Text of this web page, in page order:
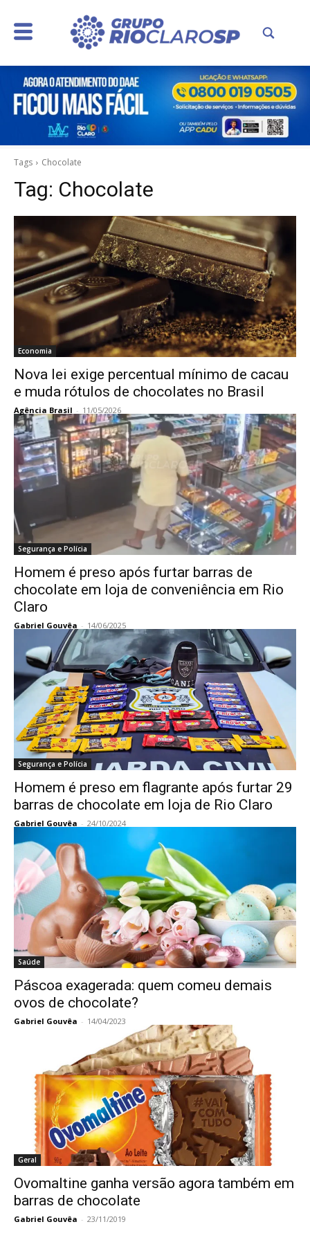
Tags Chocolate
Tag: Chocolate
Economia
Nova lei exige percentual mínimo de cacau
e muda rótulos de chocolates no Brasil
Agência Brasil - 11/05/2026
Segurança e Polícia
Homem é preso após furtar barras de
chocolate em loja de conveniência em Rio
Claro
Gabriel Gouvêa - 14/06/2025
Segurança e Polícia
Homem é preso em flagrante após furtar 29
barras de chocolate em loja de Rio Claro
Gabriel Gouvêa - 24/10/2024
Saúde
Páscoa exagerada: quem comeu demais
ovos de chocolate?
Gabriel Gouvêa - 14/04/2023
Geral
Ovomaltine ganha versão agora também em
barras de chocolate
Gabriel Gouvêa - 23/11/2019